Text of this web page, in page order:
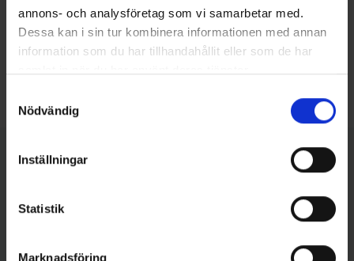
annons- och analysföretag som vi samarbetar med.
Dessa kan i sin tur kombinera informationen med annan
information som du har tillhandahållit eller som de har
Nödvändig
Inställningar
Statistik
Marknadsföring
Kort sagt:
Från grovsnittning till digital diagnostik – vi visar
hur hela flödet kan optimeras.